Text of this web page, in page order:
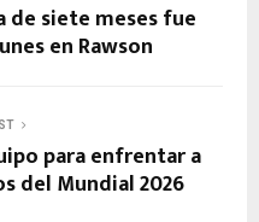
de siete meses fue
en Rawson
para enfrentar a
del Mundial 2026